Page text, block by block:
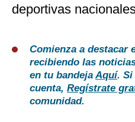
deportivas
Comienza a destacar
recibiendo las
en tu bandejaAquí. Si
cuenta, Regístrate
comunidad.